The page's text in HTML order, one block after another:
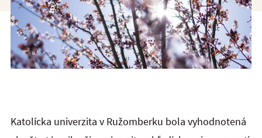
Katolícka univerzita v Ružomberku bola vyhodnotená